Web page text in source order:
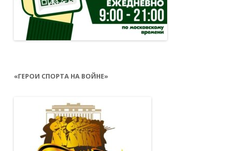
«ГЕРОИ СПОРТА НА ВОЙНЕ»